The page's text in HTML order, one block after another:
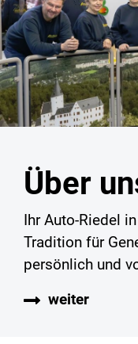
Über
Ihr Auto-Riedel
Tradition für
persönlich und
weiter